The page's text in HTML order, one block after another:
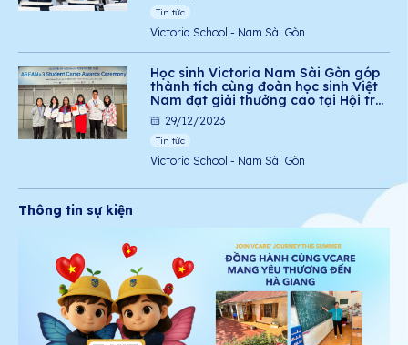
Tin tức
Victoria School - Nam Sài Gòn
Học sinh Victoria Nam Sài Gòn góp
thành tích cùng đoàn học sinh Việt
Nam đạt giải thưởng cao tại Hội trại
Năng khiếu Khoa học ASEAN+3 ở
Hàn Quốc
29/12/2023
Tin tức
Victoria School - Nam Sài Gòn
Thông tin sự kiện